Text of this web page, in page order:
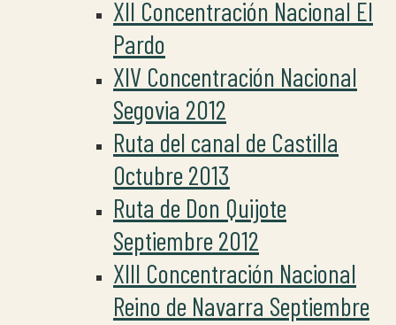
XII Concentración Nacional El
Pardo
XIV Concentración Nacional
Segovia 2012
Ruta del canal de Castilla
Octubre 2013
Ruta de Don Quijote
Septiembre 2012
XIII Concentración Nacional
Reino de Navarra Septiembre